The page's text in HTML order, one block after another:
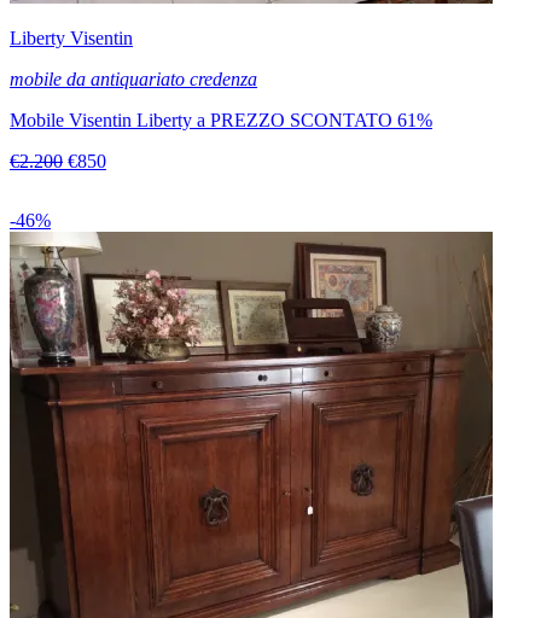
Liberty Visentin
mobile da antiquariato credenza
Mobile Visentin Liberty a PREZZO SCONTATO 61%
€2.200 €850
-46%